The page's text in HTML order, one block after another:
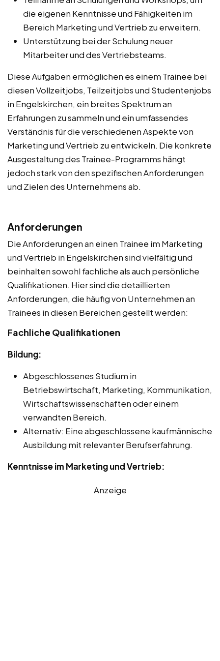
die eigenen Kenntnisse und Fähigkeiten im
Bereich Marketing und Vertrieb zu erweitern.
Unterstützung bei der Schulung neuer
Mitarbeiter und des Vertriebsteams.
Diese Aufgaben ermöglichen es einem Trainee bei
diesen Vollzeitjobs, Teilzeitjobs und Studentenjobs
in Engelskirchen, ein breites Spektrum an
Erfahrungen zu sammeln und ein umfassendes
Verständnis für die verschiedenen Aspekte von
Marketing und Vertrieb zu entwickeln. Die konkrete
Ausgestaltung des Trainee-Programms hängt
jedoch stark von den spezifischen Anforderungen
und Zielen des Unternehmens ab.
Anforderungen
Die Anforderungen an einen Trainee im Marketing
und Vertrieb in Engelskirchen sind vielfältig und
beinhalten sowohl fachliche als auch persönliche
Qualifikationen. Hier sind die detaillierten
Anforderungen, die häufig von Unternehmen an
Trainees in diesen Bereichen gestellt werden:
Fachliche Qualifikationen
Bildung:
Abgeschlossenes Studium in
Betriebswirtschaft, Marketing, Kommunikation,
Wirtschaftswissenschaften oder einem
verwandten Bereich.
Alternativ: Eine abgeschlossene kaufmännische
Ausbildung mit relevanter Berufserfahrung.
Kenntnisse im Marketing und Vertrieb:
Anzeige